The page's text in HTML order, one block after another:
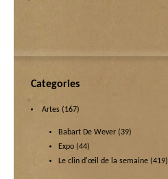
Categories
Artes (167)
Babart De Wever (39)
Expo (44)
Le clin d'œil de la semaine (419)